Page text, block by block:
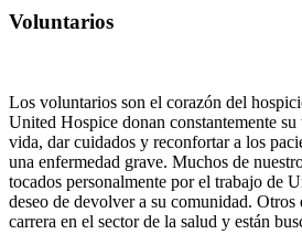
Voluntarios
Los voluntarios son el corazón del
United Hospice donan constantemente
vida, dar cuidados y reconfortar a los
una enfermedad grave. Muchos de
tocados personalmente por el trabajo de
deseo de devolver a su comunidad. Otros
carrera en el sector de la salud y están